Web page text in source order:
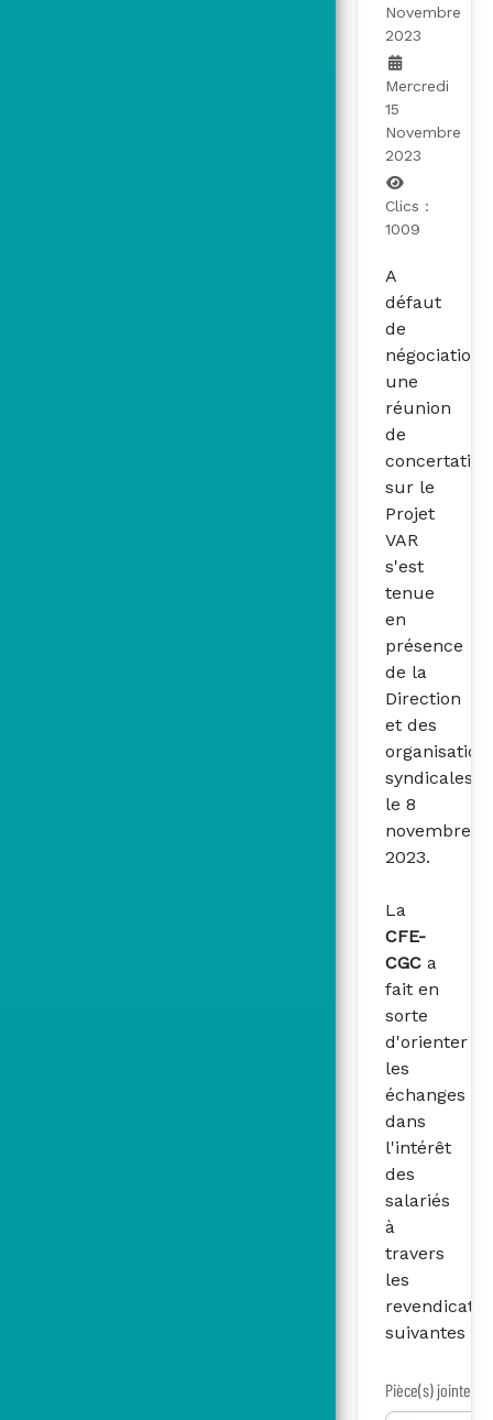
Novembre
2023
Mercredi
15
Novembre
2023
Clics :
1009
A
défaut
de
une
réunion
de
concertation
sur le
Projet
VAR
s'est
tenue
en
présence
de la
Direction
et des
syndicales
le 8
novembre
2023.
La
CFE-
CGC a
fait en
sorte
d'orienter
les
échanges
dans
l'intérêt
des
salariés
à
travers
les
suivantes
Pièce(s) jointe(s)